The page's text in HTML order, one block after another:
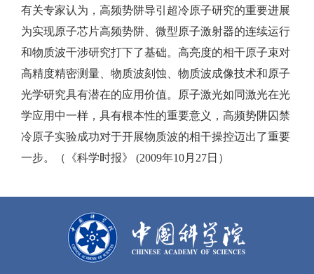
有关专家认为，高频势阱导引超冷原子研究的重要进展
为实现原子芯片高频势阱、微型原子激射器的连续运行
和物质波干涉研究打下了基础。高亮度的相干原子束对
高精度精密测量、物质波刻蚀、物质波成像技术和原子
光学研究具有潜在的应用价值。原子激光如同激光在光
学应用中一样，具有根本性的重要意义，高频势阱囚禁
冷原子实验成功对于开展物质波的相干操控迈出了重要
一步。（《科学时报》 (2009年10月27日）